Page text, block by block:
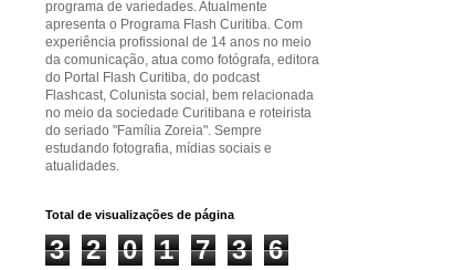
programa de variedades. Atualmente
apresenta o Programa Flash Curitiba. Com
experiência profissional de 14 anos no meio
da comunicação, atua como fotógrafa, editora
do Portal Flash Curitiba, do podcast
Flashcast, Colunista social, bem relacionada
no meio da sociedade Curitibana e roteirista
do seriado "Família Zoreia". Sempre
estudando fotografia, mídias sociais e
atualidades.
Total de visualizações de página
3 2 0 1 7 3 6